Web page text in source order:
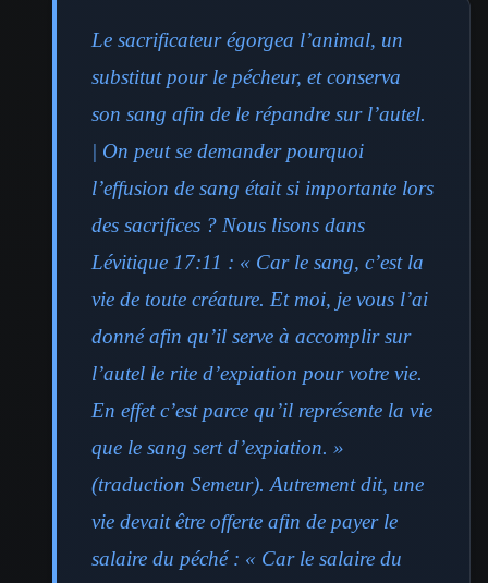
Le sacrificateur égorgea l’animal, un
substitut pour le pécheur, et conserva
son sang afin de le répandre sur l’autel.
| On peut se demander pourquoi
l’effusion de sang était si importante lors
des sacrifices ? Nous lisons dans
Lévitique 17:11 : « Car le sang, c’est la
vie de toute créature. Et moi, je vous l’ai
donné afin qu’il serve à accomplir sur
l’autel le rite d’expiation pour votre vie.
En effet c’est parce qu’il représente la vie
que le sang sert d’expiation. »
(traduction Semeur). Autrement dit, une
vie devait être offerte afin de payer le
salaire du péché : « Car le salaire du